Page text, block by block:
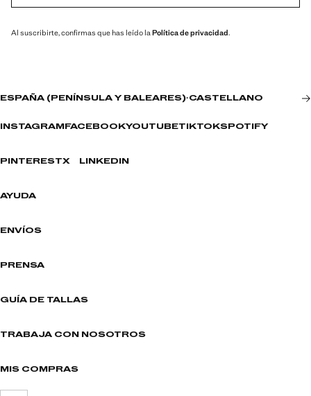
Al suscribirte, confirmas que has leído laPolítica de privacidad.
ESPAÑA (PENÍNSULA Y BALEARES)·CASTELLANO
INSTAGRAM FACEBOOKYOUTUBETIKTOKSPOTIFY
PINTERESTX LINKEDIN
AYUDA
ENVÍOS
PRENSA
GUÍA DE TALLAS
TRABAJA CON NOSOTROS
MIS COMPRAS